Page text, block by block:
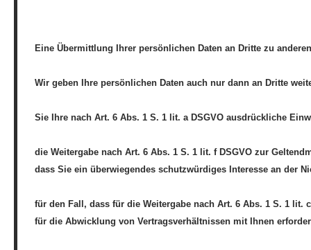
Eine Übermittlung Ihrer persönlichen Daten an Dritte zu
Wir geben Ihre persönlichen Daten auch nur dann an Dritte
Sie Ihre nach Art. 6 Abs. 1 S. 1 lit. a DSGVO ausdrückliche
die Weitergabe nach Art. 6 Abs. 1 S. 1 lit. f DSGVO zur
dass Sie ein überwiegendes schutzwürdiges Interesse an der
für den Fall, dass für die Weitergabe nach Art. 6 Abs. 1 S. 1
für die Abwicklung von Vertragsverhältnissen mit Ihnen